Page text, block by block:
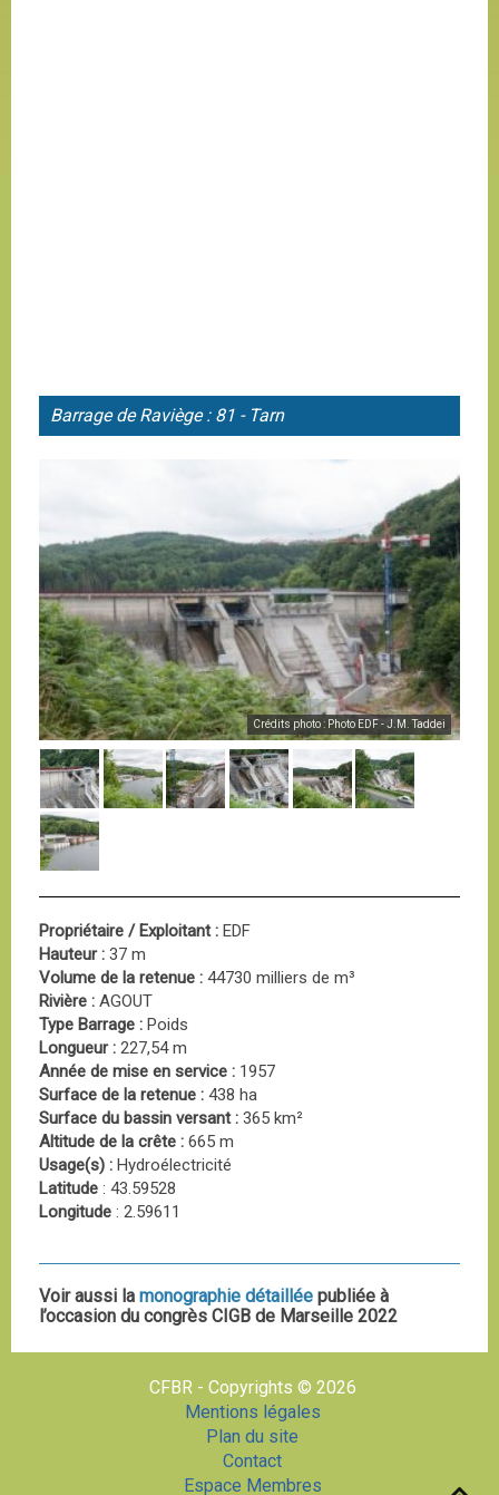
Barrage deRaviège : 81 - Tarn
Crédits photo : Photo EDF - J.M. Taddei
Propriétaire / Exploitant : EDF
Hauteur : 37 m
Volume de la retenue : 44730 milliers de m³
Rivière : AGOUT
Type Barrage : Poids
Longueur : 227,54 m
Année de mise en service : 1957
Surface de la retenue : 438 ha
Surface du bassin versant : 365 km²
Altitude de la crête : 665 m
Usage(s) : Hydroélectricité
Latitude : 43.59528
Longitude : 2.59611
Voir aussi la monographie détaillée publiée à
l’occasion du congrès CIGB de Marseille 2022
CFBR - Copyrights © 2026
Mentions légales
Plan du site
Contact
Espace Membres